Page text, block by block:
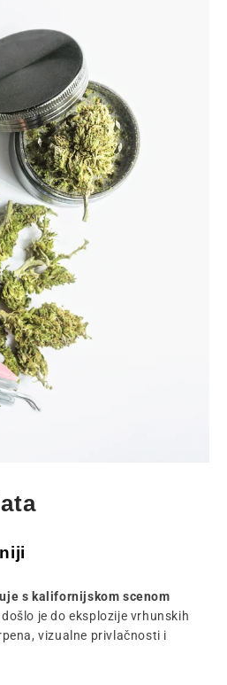
s kalifornijskom scenom
je do eksplozije vrhunskih
vizualne privlačnosti i